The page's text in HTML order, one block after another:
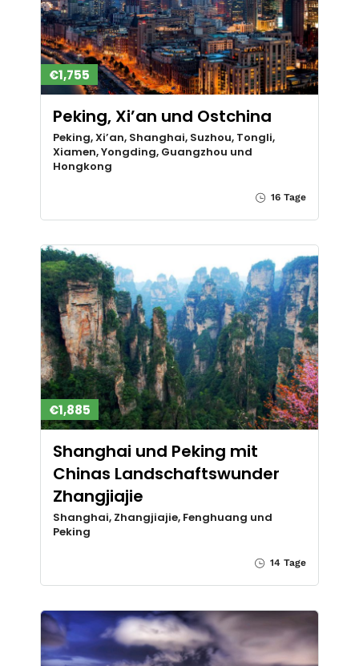
€1,755
Peking, Xi’an und Ostchina
Peking, Xi’an, Shanghai, Suzhou, Tongli,
Xiamen, Yongding, Guangzhou und
Hongkong
16 Tage
€1,885
Shanghai und Peking mit
Chinas Landschaftswunder
Zhangjiajie
Shanghai, Zhangjiajie, Fenghuang und
Peking
14 Tage